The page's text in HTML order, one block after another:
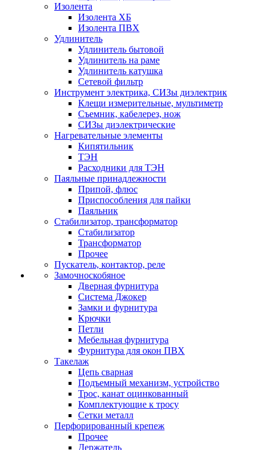
Изолента
Изолента ХБ
Изолента ПВХ
Удлинитель
Удлинитель бытовой
Удлинитель на раме
Удлинитель катушка
Сетевой фильтр
Инструмент электрика, СИЗы диэлектрик
Клещи измерительные, мультиметр
Съемник, кабелерез, нож
СИЗы диэлектрические
Нагревательные элементы
Кипятильник
ТЭН
Расходники для ТЭН
Паяльные принадлежности
Припой, флюс
Приспособления для пайки
Паяльник
Стабилизатор, трансформатор
Стабилизатор
Трансформатор
Прочее
Пускатель, контактор, реле
Замочноскобяное
Дверная фурнитура
Система Джокер
Замки и фурнитура
Крючки
Петли
Мебельная фурнитура
Фурнитура для окон ПВХ
Такелаж
Цепь сварная
Подъемный механизм, устройство
Трос, канат оцинкованный
Комплектующие к тросу
Сетки металл
Перфорированный крепеж
Прочее
Держатель